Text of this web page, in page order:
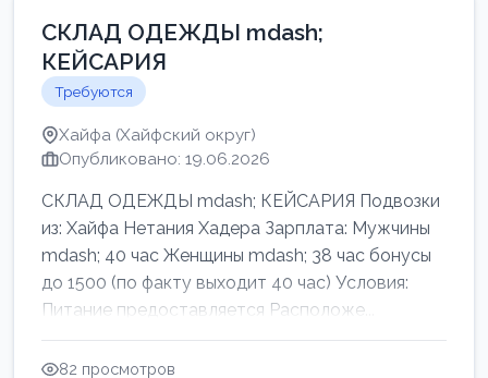
СКЛАД ОДЕЖДЫ mdash;
КЕЙСАРИЯ
Требуются
Хайфа (Хайфский округ)
Опубликовано: 19.06.2026
СКЛАД ОДЕЖДЫ mdash; КЕЙСАРИЯ Подвозки
из: Хайфа Нетания Хадера Зарплата: Мужчины
mdash; 40 час Женщины mdash; 38 час бонусы
до 1500 (по факту выходит 40 час) Условия:
Питание предоставляется Расположе...
82 просмотров